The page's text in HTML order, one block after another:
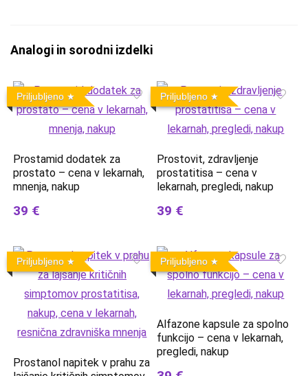
Analogi in sorodni izdelki
Priljubljeno
Prostamid dodatek za
prostato – cena v lekarnah,
mnenja, nakup
39 €
Priljubljeno
Prostovit, zdravljenje
prostatitisa – cena v
lekarnah, pregledi, nakup
39 €
Priljubljeno
Prostanol napitek v prahu za
Priljubljeno
Alfazone kapsule za spolno
funkcijo – cena v lekarnah,
pregledi, nakup